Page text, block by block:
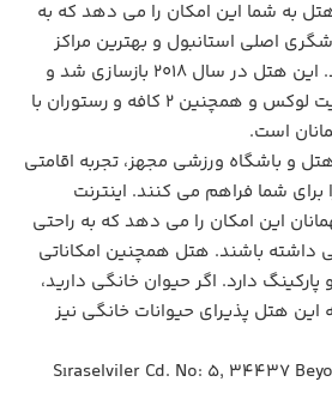
هتل به شما این امکان را می ‌دهد که به
اصلی استانبول و بهترین مراکز
خرید دسترسی پیدا کنید. این هتل در سال 2018 بازسازی شد و
اکنون با 149 اتاق و سوئیت لوکس و همچنین 2 کافه و رستوران با
است.
و باشگاه ورزشی مجهز، تجربه اقامتی
برای شما فراهم می کنند. اینترنت
این امکان را می‌ دهد که به راحتی
باشند. هتل همچنین امکاناتی
دارد. اگر حیوان خانگی دارید،
این هتل پذیرای حیوانات خانگی نیز
Sıraselviler Cd. No: 5, 34437